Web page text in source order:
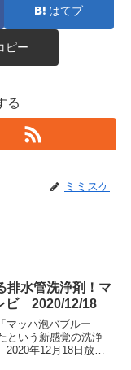
はてブ
ピー
る
ミミスケ
排水管洗浄剤！マ
ビ 2020/12/18
マッハ泡バブルー
という新感覚の洗浄
年12月18日放